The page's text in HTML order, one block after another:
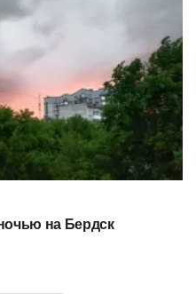
на Бердск